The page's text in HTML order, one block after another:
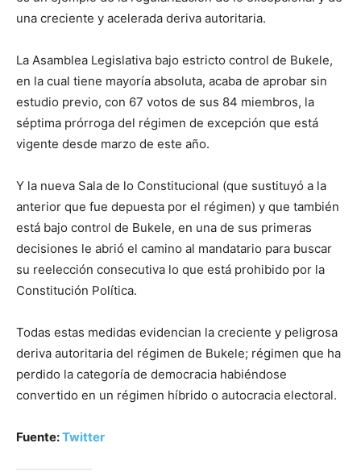
una creciente y acelerada deriva autoritaria.
La Asamblea Legislativa bajo estricto control de Bukele,
en la cual tiene mayoría absoluta, acaba de aprobar sin
estudio previo, con 67 votos de sus 84 miembros, la
séptima prórroga del régimen de excepción que está
vigente desde marzo de este año.
Y la nueva Sala de lo Constitucional (que sustituyó a la
anterior que fue depuesta por el régimen) y que también
está bajo control de Bukele, en una de sus primeras
decisiones le abrió el camino al mandatario para buscar
su reelección consecutiva lo que está prohibido por la
Constitución Política.
Todas estas medidas evidencian la creciente y peligrosa
deriva autoritaria del régimen de Bukele; régimen que ha
perdido la categoría de democracia habiéndose
convertido en un régimen híbrido o autocracia electoral.
Fuente:Twitter